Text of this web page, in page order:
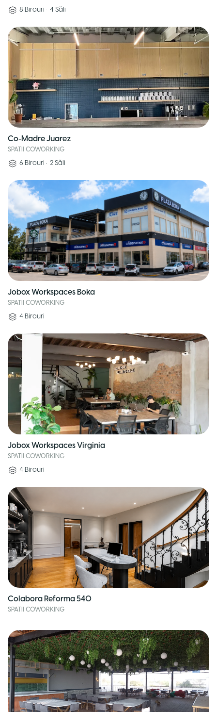
8 Birouri • 4 Săli
Co-Madre Juarez
SPATII COWORKING
6 Birouri • 2 Săli
Jobox Workspaces Boka
SPATII COWORKING
4 Birouri
Jobox Workspaces Virginia
SPATII COWORKING
4 Birouri
Colabora Reforma 540
SPATII COWORKING